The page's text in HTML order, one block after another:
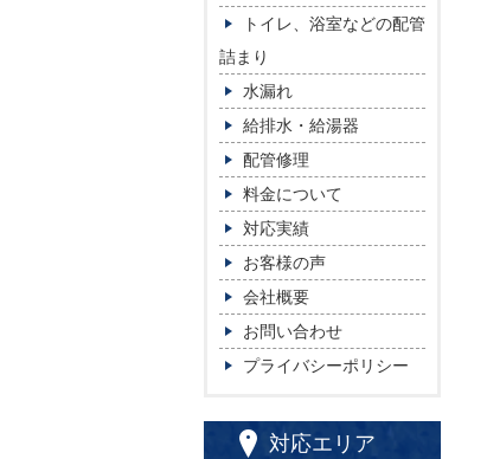
トイレ、浴室などの配管
詰まり
水漏れ
給排水・給湯器
配管修理
料金について
対応実績
お客様の声
会社概要
お問い合わせ
プライバシーポリシー
対応エリア